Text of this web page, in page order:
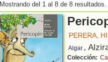
Mostrando del 1 al 8 de 8 resultados.
PERERA,
Algar ,
Colección: